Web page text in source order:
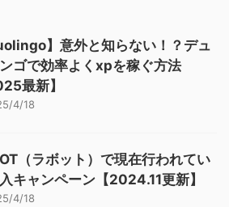
】意外と知らない！？デュ
ゴで効率よくxpを稼ぐ方法
最新】
4/18
（ラボット）で現在行われてい
キャンペーン【2024.11更新】
4/18